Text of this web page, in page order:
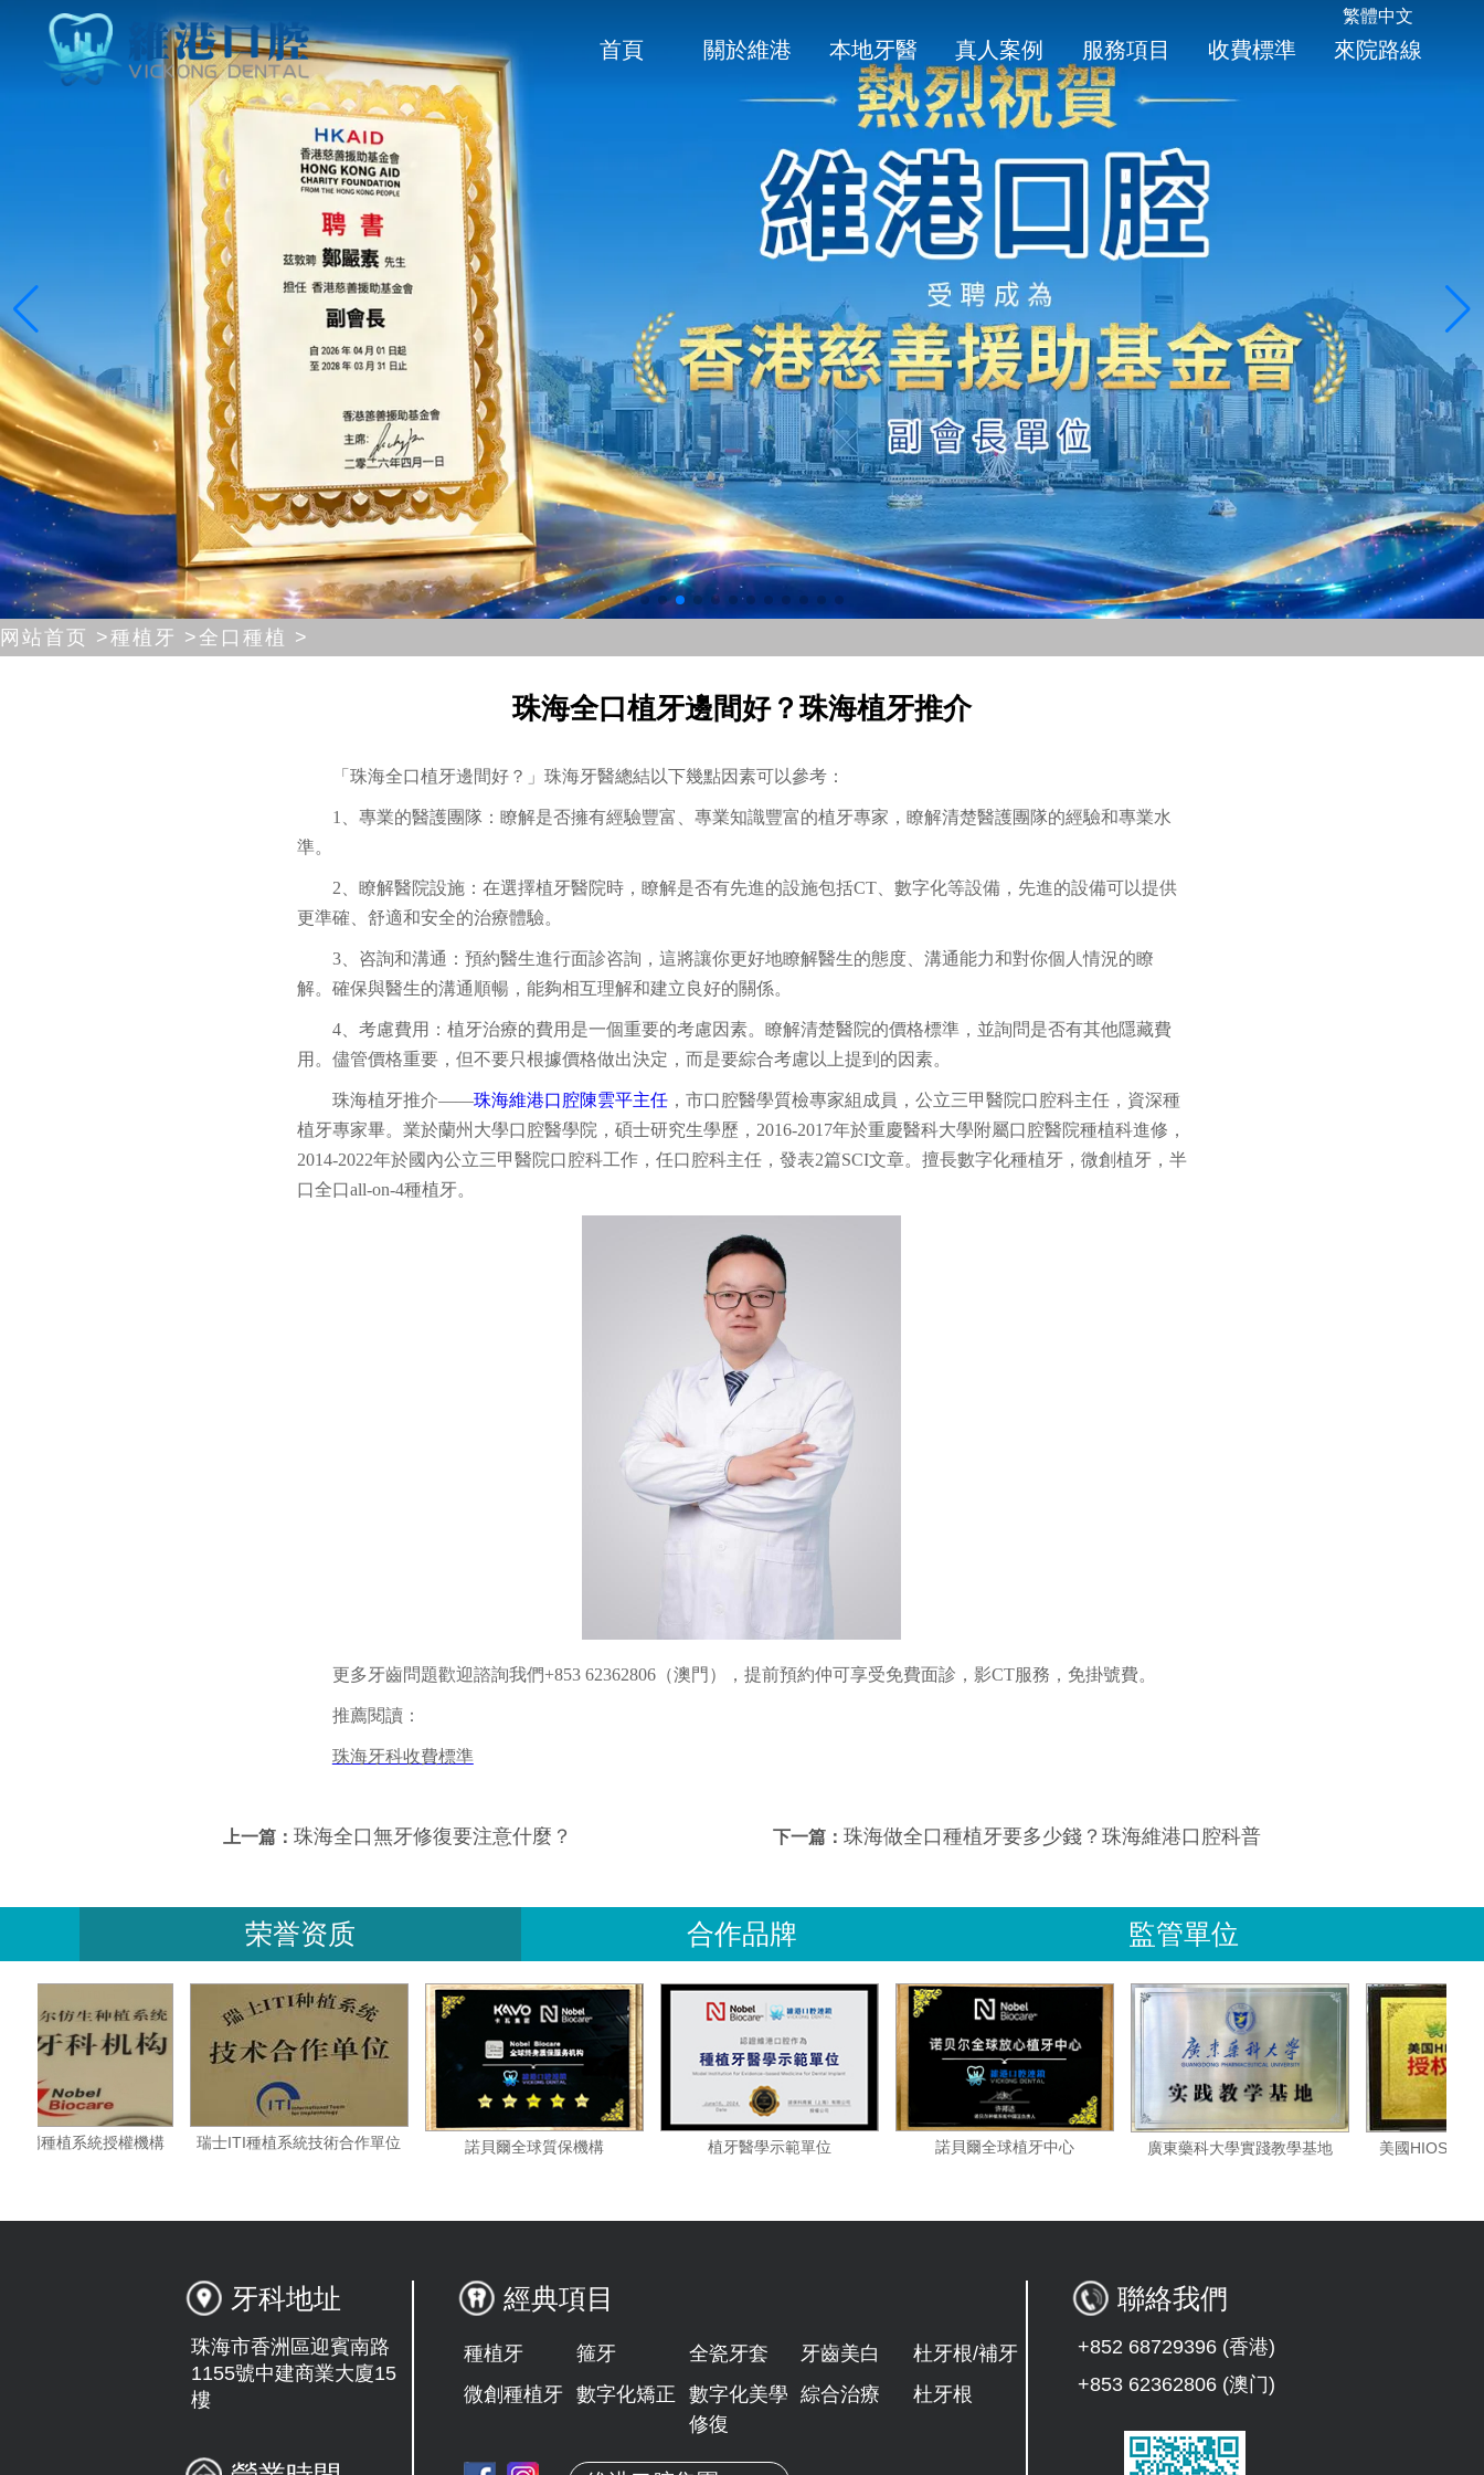
繁體中文
首頁 關於維港 本地牙醫 真人案例 服務項目 收費標準 來院路線
网站首页 >種植牙 > 全口種植 >
珠海全口植牙邊間好？珠海植牙推介
「珠海全口植牙邊間好？」珠海牙醫總結以下幾點因素可以參考：
1、專業的醫護團隊：瞭解是否擁有經驗豐富、專業知識豐富的植牙專家，瞭解清楚醫護團隊的經驗和專業水
準。
2、瞭解醫院設施：在選擇植牙醫院時，瞭解是否有先進的設施包括CT、數字化等設備，先進的設備可以提供
更準確、舒適和安全的治療體驗。
3、咨詢和溝通：預約醫生進行面診咨詢，這將讓你更好地瞭解醫生的態度、溝通能力和對你個人情況的瞭
解。確保與醫生的溝通順暢，能夠相互理解和建立良好的關係。
4、考慮費用：植牙治療的費用是一個重要的考慮因素。瞭解清楚醫院的價格標準，並詢問是否有其他隱藏費
用。儘管價格重要，但不要只根據價格做出決定，而是要綜合考慮以上提到的因素。
珠海植牙推介——珠海維港口腔陳雲平主任，市口腔醫學質檢專家組成員，公立三甲醫院口腔科主任，資深種
植牙專家畢。業於蘭州大學口腔醫學院，碩士研究生學歷，2016-2017年於重慶醫科大學附屬口腔醫院種植科進修，
2014-2022年於國內公立三甲醫院口腔科工作，任口腔科主任，發表2篇SCI文章。擅長數字化種植牙，微創植牙，半
口全口all-on-4種植牙。
更多牙齒問題歡迎諮詢我們+853 62362806（澳門），提前預約仲可享受免費面診，影CT服務，免掛號費。
推薦閱讀：
珠海牙科收費標準
上一篇： 珠海全口無牙修復要注意什麼？ 下一篇：珠海做全口種植牙要多少錢？珠海維港口腔科普
荣誉资质 合作品牌 監管單位
瑞典諾貝爾種植系統授權機構 瑞士ITI種植系統技術合作單位 諾貝爾全球質保機構 植牙醫學示範單位 諾貝爾全球植牙中心 廣東藥科大學實踐教學基地 美國
牙科地址
珠海市香洲區迎賓南路
1155號中建商業大廈15
樓
經典項目
種植牙 箍牙 全瓷牙套 牙齒美白
杜牙根/補牙
微創種植牙 數字化矯正
數字化美學
修復
綜合治療 杜牙根
聯絡我們
+852 68729396 (香港)
+853 62362806 (澳门)